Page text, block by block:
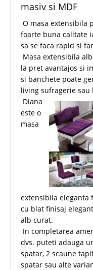
masiv si MDF
O masa extensibila
foarte buna calitate
sa se faca rapid si
Masa extensibila
la pret avantajos si
si banchete poate
living sufragerie sau
Diana
este o
masa
extensibila eleganta
cu blat finisaj
alb curat.
In completarea
dvs. puteti adauga
spatar, 2 scaune
spatar sau alte